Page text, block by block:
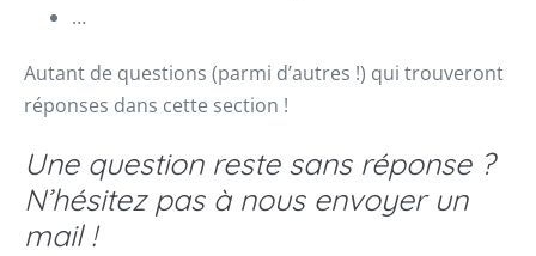
…
Autant de questions (parmi d’autres !) qui trouveront
réponses dans cette section !
Une question reste sans réponse ?
N’hésitez pas à nous envoyer un
mail !